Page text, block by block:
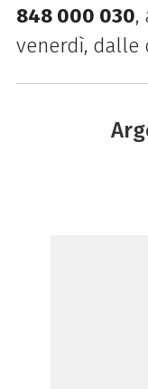
848 000 030,
venerdì, dalle